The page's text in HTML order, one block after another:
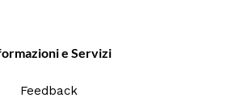
e Servizi
Feedback